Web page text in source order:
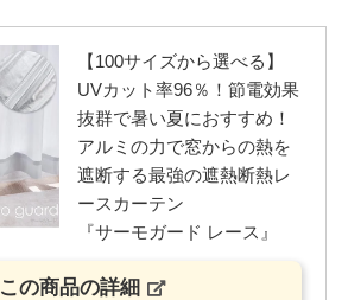
【100サイズから選べる】
UVカット率96％！節電効果
抜群で暑い夏におすすめ！
アルミの力で窓からの熱を
遮断する最強の遮熱断熱レ
ースカーテン
『サーモガード レース』
この商品の詳細